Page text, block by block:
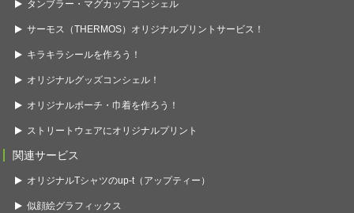
タンブラー・マグカップコンシェル
サーモス（THERMOS）オリジナルプリントサービス！
キラキラシールを作ろう！
オリジナルグッズコンシェル！
オリジナルポーチ・巾着を作ろう！
ストリートウェアにオリジナルプリント
関連サービス
オリジナルTシャツのup-t（アップティー）
似顔絵グラフィックス